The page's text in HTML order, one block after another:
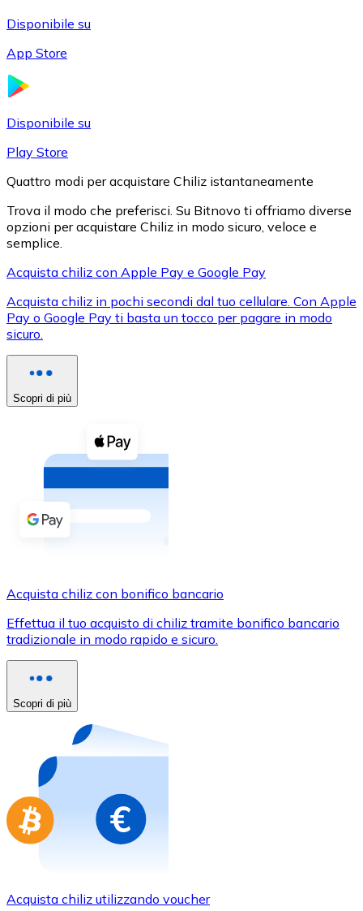
XRP
XRP
Vedi tutto
Buoni cripto
Acquista criptovalute in contanti e altri mezzi di
Acquista con contanti
Bonifico SEPA
Usa le carte Visa e Mastercard per acquistare
Acquista con carta
Acquista gift card dei tuoi marchi preferiti con
Vai al negozio di carte regalo
Disponibile su
App Store
Disponibile su
Play Store
Quattro modi per acquistare Chiliz istantaneamente
Trova il modo che preferisci. Su Bitnovo ti offriamo diverse
opzioni per acquistare Chiliz in modo sicuro, veloce e
semplice.
Acquista chiliz con Apple Pay e Google Pay
Acquista chiliz in pochi secondi dal tuo cellulare. Con Apple
Pay o Google Pay ti basta un tocco per pagare in modo
sicuro.
Scopri di più
Acquista chiliz con bonifico bancario
Effettua il tuo acquisto di chiliz tramite bonifico bancario
tradizionale in modo rapido e sicuro.
Scopri di più
Acquista chiliz utilizzando voucher